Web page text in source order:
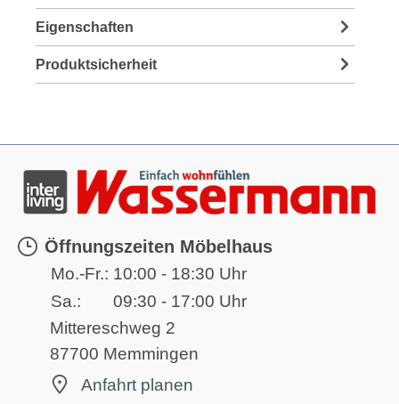
Eigenschaften
Produktsicherheit
Öffnungszeiten Möbelhaus
Mo.-Fr.: 10:00 - 18:30 Uhr
Sa.:
09:30 - 17:00 Uhr
Mittereschweg 2
87700 Memmingen
Anfahrt planen